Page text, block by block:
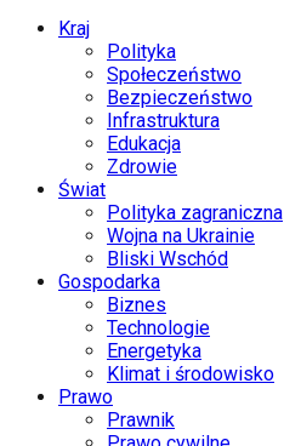
Kraj
Polityka
Społeczeństwo
Bezpieczeństwo
Infrastruktura
Edukacja
Zdrowie
Świat
Polityka zagraniczna
Wojna na Ukrainie
Bliski Wschód
Gospodarka
Biznes
Technologie
Energetyka
Klimat i środowisko
Prawo
Prawnik